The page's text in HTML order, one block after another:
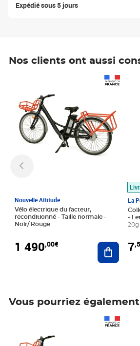
Expédié sous 5 jours
Nos clients ont aussi
Nouvelle Attitude
Vélo électrique du facteur,
reconditionné - Taille normale -
Noir/ Rouge
1 490,00€ Ajouter
La
-
20g
7
Vous pourriez